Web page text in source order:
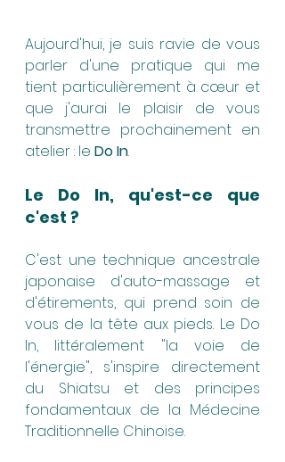
Aujourd'hui, je suis ravie de vous
parler d'une pratique qui me
tient particulièrement à cœur et
que j'aurai le plaisir de vous
transmettre prochainement en
atelier : le Do In.
Le Do In, qu'est-ce que
c'est ?
C'est une technique ancestrale
japonaise d'auto-massage et
d'étirements, qui prend soin de
vous de la tête aux pieds. Le Do
In, littéralement "la voie de
l'énergie", s'inspire directement
du Shiatsu et des principes
fondamentaux de la Médecine
Traditionnelle Chinoise.